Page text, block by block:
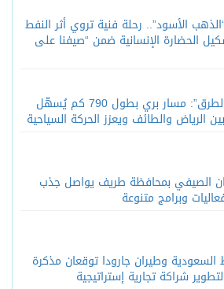
الأسود”.. رحلة فنية تروي أثر النفط
الحضارة الإنسانية ضمن “صيفنا على
“هيئة الطرق”: مسار بري بطول 790 كم يُسهّل
الرياض والطائف ويعزز الحركة السياحية
الصيفي بمحافظة طريف يواصل جذب
وبرامج متنوعة
السعودية وطيران جارودا توقعان مذكرة
شراكة تجارية إستراتيجية